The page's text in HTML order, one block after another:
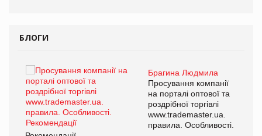
БЛОГИ
Брагина Людмила
Просування компанії
на порталі оптової та
роздрібної торгівлі
www.trademaster.ua.
правила. Особливості.